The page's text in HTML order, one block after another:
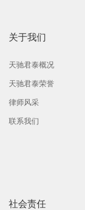
关于我们
天驰君泰概况
天驰君泰荣誉
律师风采
联系我们
社会责任